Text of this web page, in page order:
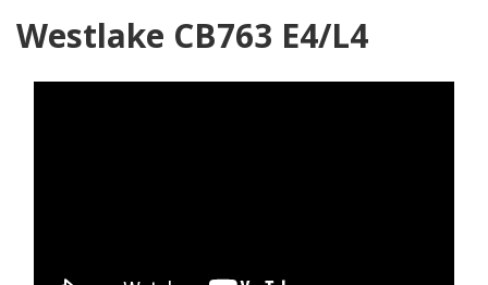
Westlake CB763 E4/L4